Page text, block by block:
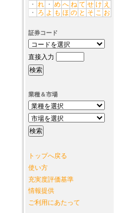
・ れ ・ め へ ね て せ け え
・
ろ よ も ほ の と そ こ お
証券コード
直接入力
業種＆市場
トップへ戻る
使い方
充実度評価基準
情報提供
ご利用にあたって